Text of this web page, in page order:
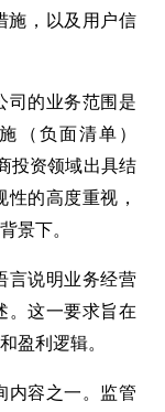
施，以及用户信
司的业务范围是
（负面清单）
投资领域出具结
的高度重视，
景下。
言说明业务经营
。这一要求旨在
盈利逻辑。
内容之一。监管